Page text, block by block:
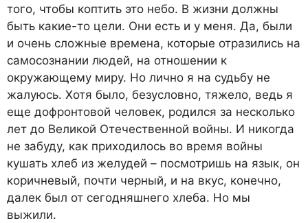
того, чтобы коптить это небо. В жизни должны
быть какие-то цели. Они есть и у меня. Да, были
и очень сложные времена, которые отразились на
самосознании людей, на отношении к
окружающему миру. Но лично я на судьбу не
жалуюсь. Хотя было, безусловно, тяжело, ведь я
еще дофронтовой человек, родился за несколько
лет до Великой Отечественной войны. И никогда
не забуду, как приходилось во время войны
кушать хлеб из желудей – посмотришь на язык, он
коричневый, почти черный, и на вкус, конечно,
далек был от сегодняшнего хлеба. Но мы
выжили.